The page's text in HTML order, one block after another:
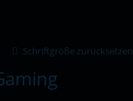
Schriftgröße zurücksetzen